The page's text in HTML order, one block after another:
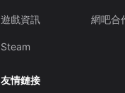
遊戲資訊
Steam
網吧合
友情鏈接